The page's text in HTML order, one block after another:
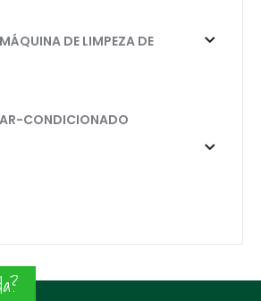
DE LIMPEZA DE
CONDICIONADO